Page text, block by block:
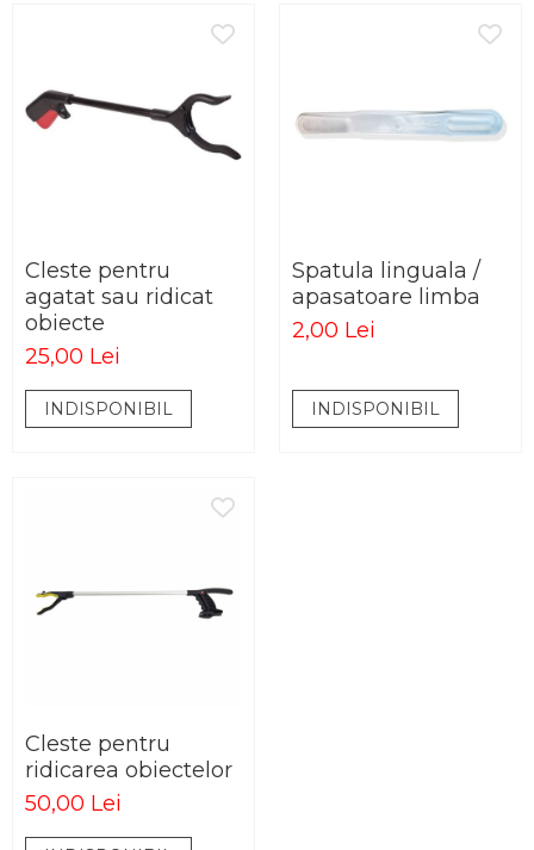
Cleste pentru
agatat sau ridicat
obiecte
25,00 Lei
INDISPONIBIL
Spatula linguala /
apasatoare limba
2,00 Lei
INDISPONIBIL
Cleste pentru
ridicarea obiectelor
50,00 Lei